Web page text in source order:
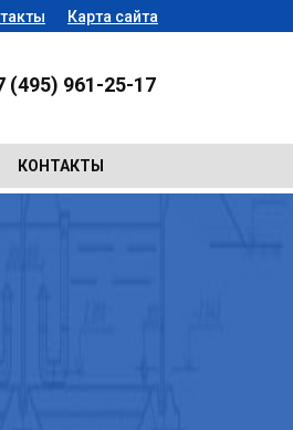
Карта сайта
(495) 961-25-17
КОНТАКТЫ